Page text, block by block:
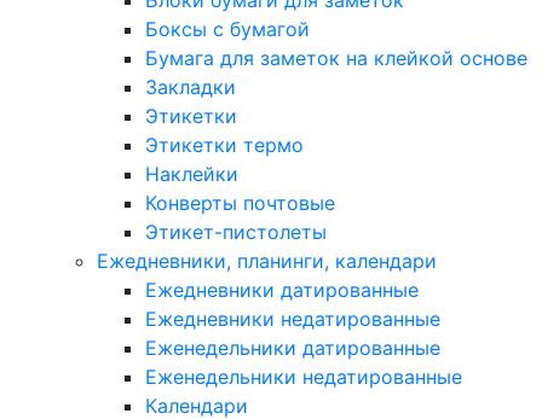
Боксы с бумагой
Бумага для заметок на клейкой основе
Закладки
Этикетки
Этикетки термо
Наклейки
Конверты почтовые
Этикет-пистолеты
Ежедневники, планинги, календари
Ежедневники датированные
Ежедневники недатированные
Еженедельники датированные
Еженедельники недатированные
Календари